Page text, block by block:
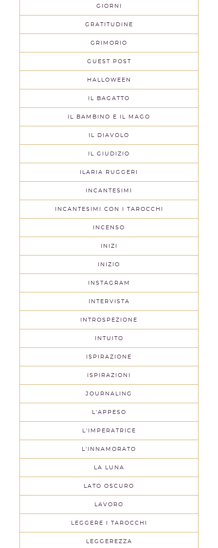
GIORNI
GRATITUDINE
GRIMORIO
GUEST POST
HALLOWEEN
IL BAGATTO
IL BAMBINO E IL MAGO
IL DIAVOLO
IL GIUDIZIO
ILARIA RUGGERI
INCANTESIMI
INCANTESIMI CON I TAROCCHI
INCENSO
INIZI
INIZIO
INSTAGRAM
INTERVISTA
INTROSPEZIONE
INTUITO
ISPIRAZIONE
ISPIRAZIONI
JOURNALING
L'APPESO
L'IMPERATRICE
L'INNAMORATO
LA LUNA
LATO OSCURO
LAVORO
LEGGERE I TAROCCHI
LEGGEREZZA